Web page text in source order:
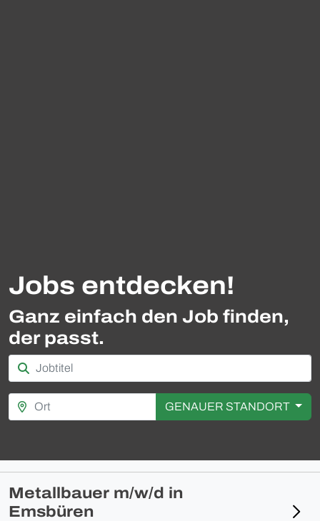
Jobs entdecken!
Ganz einfach den Job finden,
der passt.
GENAUER STANDORT
Metallbauer m/w/d in
Emsbüren